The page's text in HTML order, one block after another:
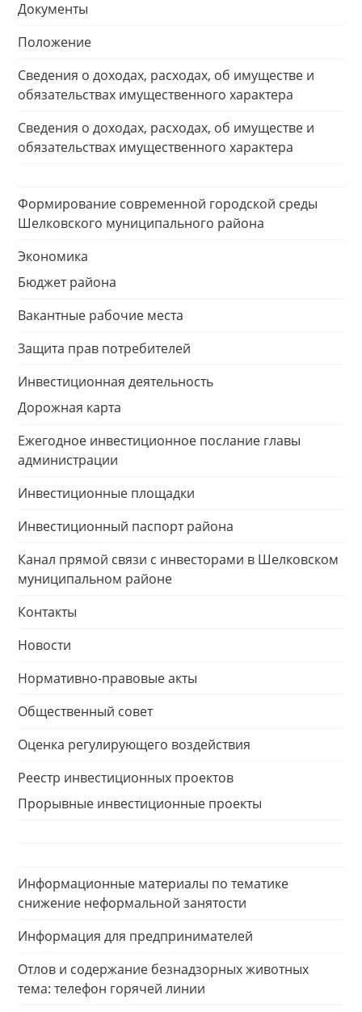
Документы
Положение
Сведения о доходах, расходах, об имуществе и
обязательствах имущественного характера
Сведения о доходах, расходах, об имуществе и
обязательствах имущественного характера
Формирование современной городской среды
Шелковского муниципального района
Экономика
Бюджет района
Вакантные рабочие места
Защита прав потребителей
Инвестиционная деятельность
Дорожная карта
Ежегодное инвестиционное послание главы
администрации
Инвестиционные площадки
Инвестиционный паспорт района
Канал прямой связи с инвесторами в Шелковском
муниципальном районе
Контакты
Новости
Нормативно-правовые акты
Общественный совет
Оценка регулирующего воздействия
Реестр инвестиционных проектов
Прорывные инвестиционные проекты
Информационные материалы по тематике
снижение неформальной занятости
Информация для предпринимателей
Отлов и содержание безнадзорных животных
тема: телефон горячей линии